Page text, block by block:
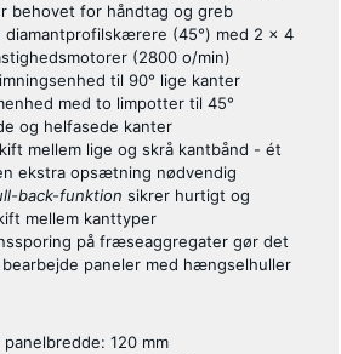
behovet for håndtag og greb
diamantprofilskærere (45°) med 2 × 4
(2800 o/min)
til 90° lige kanter
med to limpotter til 45°
og helfasede kanter
mellem lige og skrå kantbånd - ét
ekstra opsætning nødvendig
back-funktion sikrer hurtigt og
mellem kanttyper
på fræseaggregater gør det
paneler med hængselhuller
panelbredde: 120 mm